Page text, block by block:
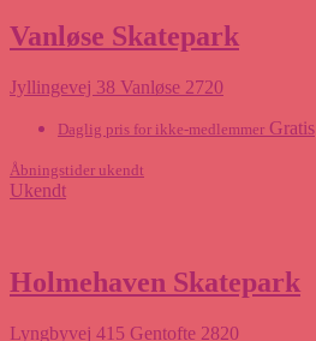
Vanløse Skatepark
Jyllingevej 38 Vanløse 2720
Daglig pris for ikke-medlemmer Gratis
Åbningstider ukendt
Ukendt
Holmehaven Skatepark
Lyngbyvej 415 Gentofte 2820